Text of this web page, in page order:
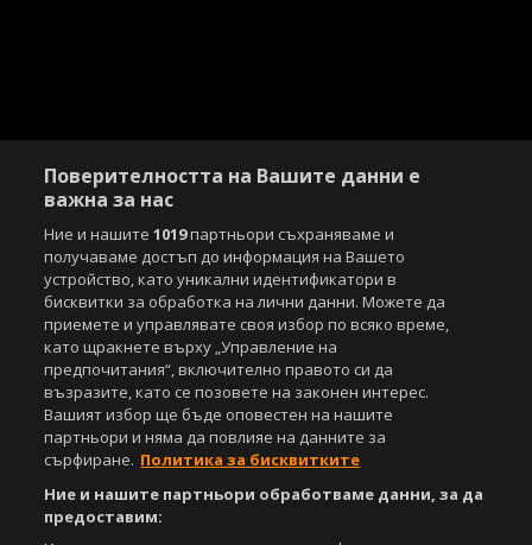
Copyright © 2007-2026 Агенция Спортал. Всички права запазени.
Този уебсайт е собственост наSportal Media Group
За нас Екип За рекламa
Общи условия
Етични правила на НСС
Лични данни
Управление на предпочитания
Съдържанието на този уеб сайт и технологиите, използвани в него, са
под закрила на Закона за авторското право и сродните му права.
Поверителността на Вашите данни е
важна за нас
Ние и нашите1019партньори съхраняваме и
получаваме достъп до информация на Вашето
устройство, като уникални идентификатори в
бисквитки за обработка на лични данни. Можете да
приемете и управлявате своя избор по всяко време,
като щракнете върху „Управление на
предпочитания“, включително правото си да
възразите, като се позовете на законен интерес.
Вашият избор ще бъде оповестен на нашите
партньори и няма да повлияе на данните за
сърфиране. Политика за бисквитките
Ние и нашите партньори обработваме данни, за да
предоставим: